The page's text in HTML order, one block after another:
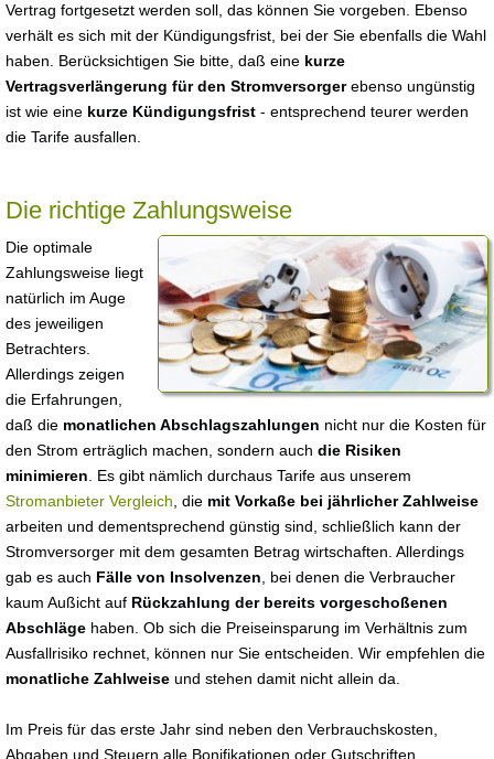
Vertrag fortgesetzt werden soll, das können Sie vorgeben. Ebenso
verhält es sich mit der Kündigungsfrist, bei der Sie ebenfalls die Wahl
haben. Berücksichtigen Sie bitte, daß eine kurze
Vertragsverlängerung für den Stromversorgerebenso ungünstig
ist wie eine kurze Kündigungsfrist - entsprechend teurer werden
die Tarife ausfallen.
Die richtige Zahlungsweise
Die optimale
Zahlungsweise liegt
natürlich im Auge
des jeweiligen
Betrachters.
Allerdings zeigen
die Erfahrungen,
daß die monatlichen Abschlagszahlungen nicht nur die Kosten für
den Strom erträglich machen, sondern auch die Risiken
minimieren . Es gibt nämlich durchaus Tarife aus unserem
Stromanbieter Vergleich , die mit Vorkaße bei jährlicher Zahlweise
arbeiten und dementsprechend günstig sind, schließlich kann der
Stromversorger mit dem gesamten Betrag wirtschaften. Allerdings
gab es auch Fälle von Insolvenzen , bei denen die Verbraucher
kaum Außicht auf Rückzahlung der bereits vorgeschoßenen
Abschläge haben. Ob sich die Preiseinsparung im Verhältnis zum
Ausfallrisiko rechnet, können nur Sie entscheiden. Wir empfehlen die
monatliche Zahlweise und stehen damit nicht allein da.
Im Preis für das erste Jahr sind neben den Verbrauchskosten,
Abgaben und Steuern alle Bonifikationen oder Gutschriften